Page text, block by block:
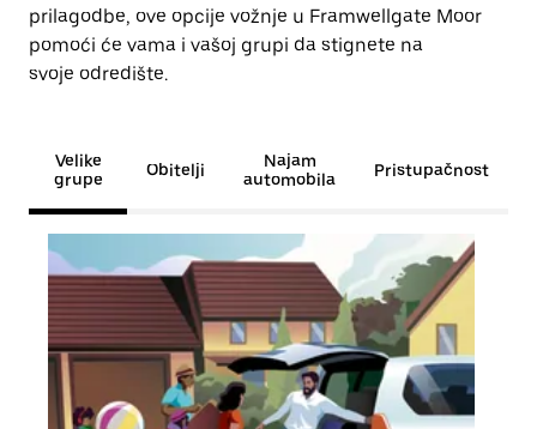
prilagodbe, ove opcije vožnje u Framwellgate Moor
pomoći će vama i vašoj grupi da stignete na
svoje odredište.
Velike
grupe
Obitelji
Najam
automobila
Pristupačnost